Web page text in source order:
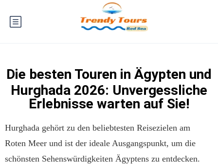
Die besten Touren in Ägypten und
Hurghada 2026: Unvergessliche
Erlebnisse warten auf Sie!
Hurghada gehört zu den beliebtesten Reisezielen am
Roten Meer und ist der ideale Ausgangspunkt, um die
schönsten Sehenswürdigkeiten Ägyptens zu entdecken.